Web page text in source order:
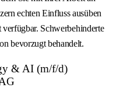
echten Einfluss ausüben
Schwerbehinderte
bevorzugt behandelt.
& AI (m/f/d)